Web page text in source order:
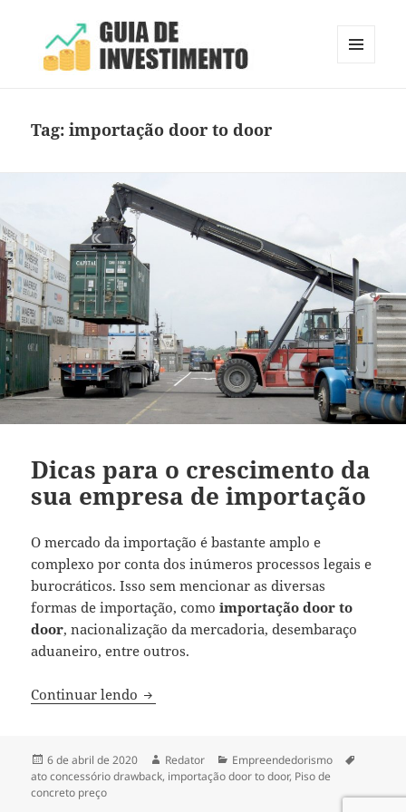
Tag:importação door to door
Dicas para o crescimento da
sua empresa de importação
O mercado da importação é bastante amplo e
complexo por conta dos inúmeros processos legais e
burocráticos. Isso sem mencionar as diversas
formas de importação, comoimportação door to
door, nacionalização da mercadoria, desembaraço
aduaneiro, entre outros.
Continuar lendo Dicas para o crescimento da sua
Publicado
em
6 de abril de 2020 Autor
Redator Categorias
Empreendedorismo
ato concessório drawback, importação door to door, Piso de
concreto preço